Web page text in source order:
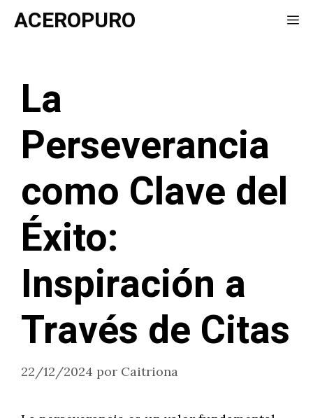
Saltar
ACEROPURO
La
Perseverancia
como Clave del
Éxito:
Inspiración a
Través de Citas
22/12/2024 por Caitriona